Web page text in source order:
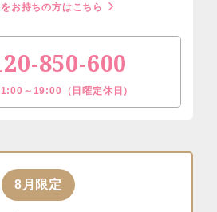
お持ちの方はこちら
850-600
～19:00（日曜定休日）
8月限定